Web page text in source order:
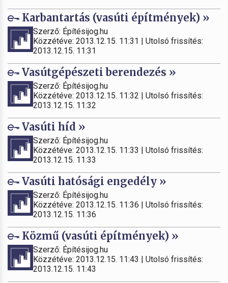
Karbantartás (vasúti építmények) »
Szerző: Építésijog.hu
Közzétéve: 2013.12.15. 11:31 | Utolsó frissítés:
2013.12.15. 11:31
Vasútgépészeti berendezés »
Szerző: Építésijog.hu
Közzétéve: 2013.12.15. 11:32 | Utolsó frissítés:
2013.12.15. 11:32
Vasúti híd »
Szerző: Építésijog.hu
Közzétéve: 2013.12.15. 11:33 | Utolsó frissítés:
2013.12.15. 11:33
Vasúti hatósági engedély »
Szerző: Építésijog.hu
Közzétéve: 2013.12.15. 11:36 | Utolsó frissítés:
2013.12.15. 11:36
Közmű (vasúti építmények) »
Szerző: Építésijog.hu
Közzétéve: 2013.12.15. 11:43 | Utolsó frissítés:
2013.12.15. 11:43